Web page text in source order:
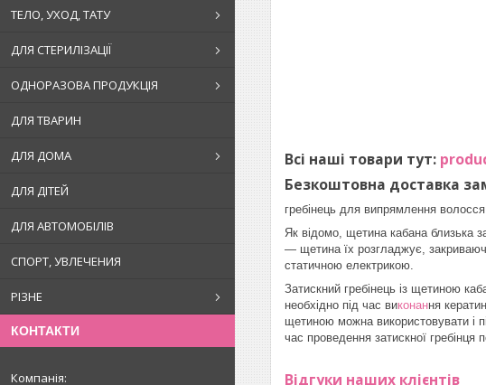
ТЕЛО, УХОД, ТАТУ
ДЛЯ СТЕРИЛІЗАЦІЇ
ОДНОРАЗОВА ПРОДУКЦІЯ
ДЛЯ ТВАРИН
ДЛЯ ДОМА
ДЛЯ ДІТЕЙ
ДЛЯ АВТОМОБІЛІВ
СПОРТ, УВЛЕЧЕНИЯ
РІЗНЕ
КОНТАКТИ
Всі наші товари тут:
Безкоштовна доставка
гребінець для випрямлення
Як відомо, щетина кабана близька
— щетина їх розгладжує,
статичною електрикою.
Затискний гребінець із щетиною
необхідно під час виконання
щетиною можна використовувати і
час проведення затискної гребінця
Відгуки наших клієнтів